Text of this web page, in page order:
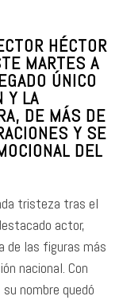
HÉCTOR
MARTES A
ÚNICO
Y LA
DE MÁS DE
Y SE
DEL
tristeza tras el
actor,
de las figuras más
nacional. Con
su nombre quedó